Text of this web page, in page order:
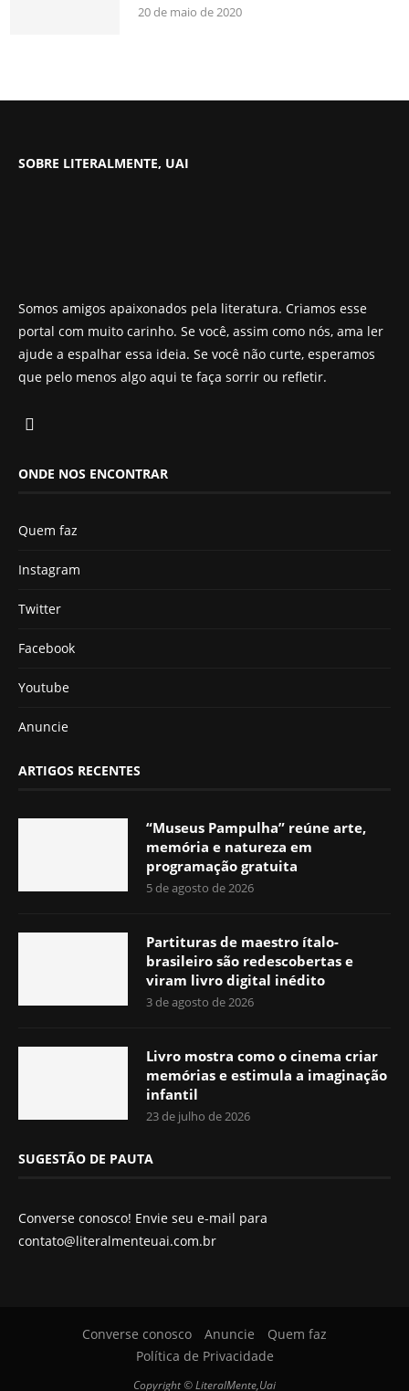
20 de maio de 2020
SOBRE LITERALMENTE, UAI
Somos amigos apaixonados pela literatura. Criamos esse
portal com muito carinho. Se você, assim como nós, ama ler
ajude a espalhar essa ideia. Se você não curte, esperamos
que pelo menos algo aqui te faça sorrir ou refletir.
ONDE NOS ENCONTRAR
Quem faz
Instagram
Twitter
Facebook
Youtube
Anuncie
ARTIGOS RECENTES
“Museus Pampulha” reúne arte,
memória e natureza em
programação gratuita
5 de agosto de 2026
Partituras de maestro ítalo-
brasileiro são redescobertas e
viram livro digital inédito
3 de agosto de 2026
Livro mostra como o cinema criar
memórias e estimula a imaginação
infantil
23 de julho de 2026
SUGESTÃO DE PAUTA
Converse conosco! Envie seu e-mail para
contato@literalmenteuai.com.br
Converse conosco Anuncie
Quem faz
Política de Privacidade
Copyright © LiteralMente,Uai